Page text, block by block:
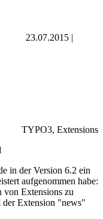
23.07.2015 |
TYPO3, Extensions
in der Version 6.2 ein
aufgenommen habe:
von Extensions zu
der Extension "news"